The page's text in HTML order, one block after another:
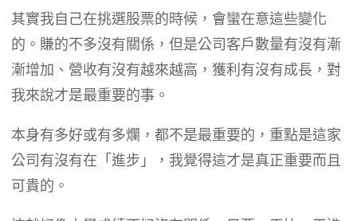
其實我自己在挑選股票的時候，會蠻在意這些變化
的。賺的不多沒有關係，但是公司客戶數量有沒有漸
漸增加、營收有沒有越來越高，獲利有沒有成長，對
我來說才是最重要的事。
本身有多好或有多爛，都不是最重要的，重點是這家
公司有沒有在「進步」，我覺得這才是真正重要而且
可貴的。